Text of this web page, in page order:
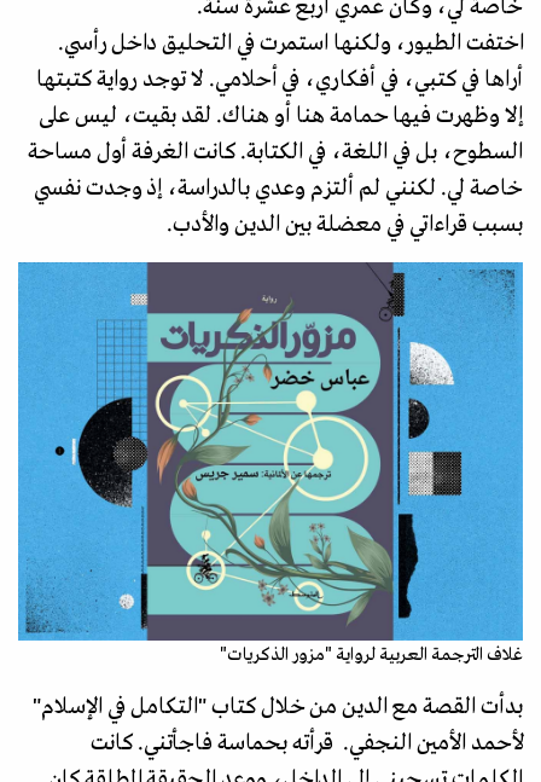
خاصة لي، وكان عمري أربع عشرة سنة.
اختفت الطيور، ولكنها استمرت في التحليق داخل رأسي.
أراها في كتبي، في أفكاري، في أحلامي. لا توجد رواية كتبتها
إلا وظهرت فيها حمامة هنا أو هناك. لقد بقيت، ليس على
السطوح، بل في اللغة، في الكتابة. كانت الغرفة أول مساحة
خاصة لي. لكنني لم ألتزم وعدي بالدراسة، إذ وجدت نفسي
بسبب قراءاتي في معضلة بين الدين والأدب.
غلاف الترجمة العربية لرواية "مزور الذكريات"
بدأت القصة مع الدين من خلال كتاب "التكامل في الإسلام"
لأحمد الأمين النجفي. قرأته بحماسة فاجأتني. كانت